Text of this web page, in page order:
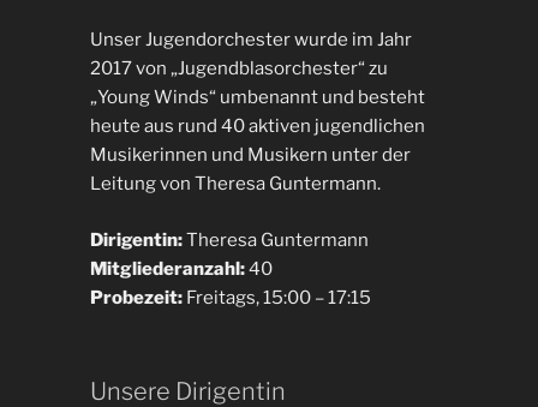
Unser Jugendorchester wurde im Jahr
2017 von „Jugendblasorchester“ zu
„Young Winds“ umbenannt und besteht
heute aus rund 40 aktiven jugendlichen
Musikerinnen und Musikern unter der
Leitung von Theresa Guntermann.
Dirigentin:Theresa Guntermann
Mitgliederanzahl:40
Probezeit:Freitags, 15:00 – 17:15
Unsere Dirigentin